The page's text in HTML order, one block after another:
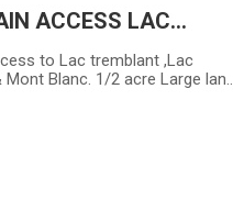
ACCESS LAC
to Lac tremblant ,Lac
Blanc. 1/2 acre Large